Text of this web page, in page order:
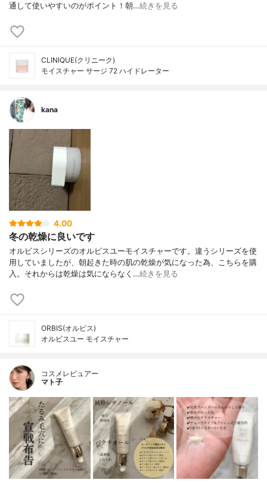
通して使いやすいのがポイント！朝…続きを見る
CLINIQUE(クリニーク)
モイスチャー サージ 72 ハイドレーター
kana
4.00
冬の乾燥に良いです
オルビスシリーズのオルビスユーモイスチャーです。違うシリーズを使
用していましたが、朝起きた時の肌の乾燥が気になった為、こちらを購
入。それからは乾燥は気にならなく…続きを見る
ORBIS(オルビス)
オルビスユー モイスチャー
コスメレビュアー
マト子